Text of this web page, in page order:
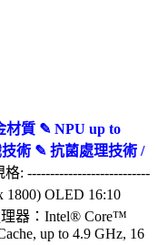
材質 ✎ NPU up to
技術 ✎ 抗菌處理技術 /
格: ---------------------------
1800) OLED 16:10
理器：Intel® Core™
up to 4.9 GHz, 16